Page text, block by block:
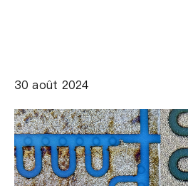
30 août 2024